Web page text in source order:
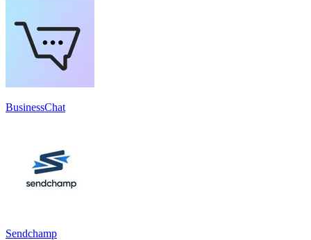
BusinessChat
Sendchamp